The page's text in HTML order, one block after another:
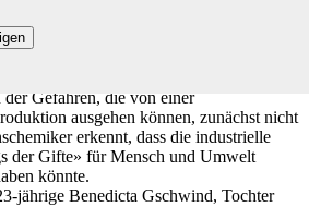
Gefahren, die von einer
ausgehen können, zunächst nicht
erkennt, dass die industrielle
der Gifte» für Mensch und Umwelt
könnte.
jährige Benedicta Gschwind, Tochter